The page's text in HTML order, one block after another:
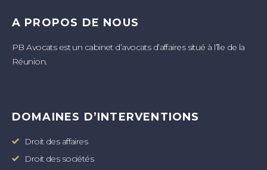
A PROPOS DE NOUS
PB Avocats est un cabinet d’avocats d’affaires situé à l’île de la
Réunion.
DOMAINES D’INTERVENTIONS
Droit des affaires
Droit des sociétés